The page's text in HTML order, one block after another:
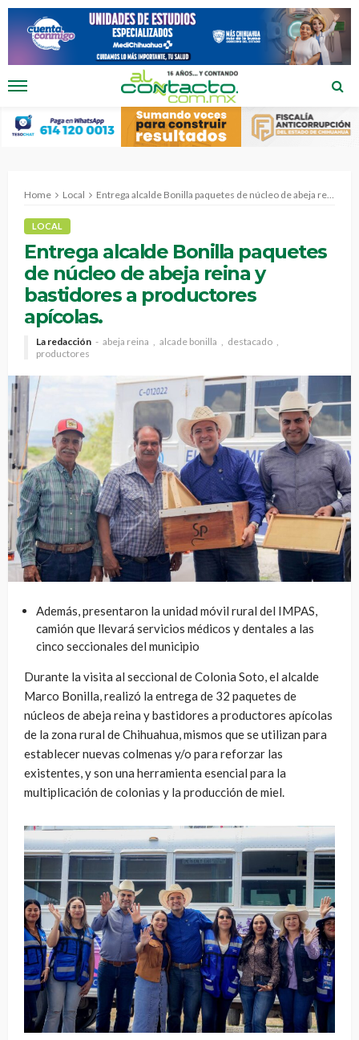
Home Local Entrega alcalde Bonilla paquetes de núcleo de abeja reina y bastidores a productores apícolas.
LOCAL
Entrega alcalde Bonilla paquetes
de núcleo de abeja reina y
bastidores a productores
apícolas.
La redacción abeja reina alcade bonilla
destacado
productores
Además, presentaron la unidad móvil rural del IMPAS,
camión que llevará servicios médicos y dentales a las
cinco seccionales del municipio
Durante la visita al seccional de Colonia Soto, el alcalde
Marco Bonilla, realizó la entrega de 32 paquetes de
núcleos de abeja reina y bastidores a productores apícolas
de la zona rural de Chihuahua, mismos que se utilizan para
establecer nuevas colmenas y/o para reforzar las
existentes, y son una herramienta esencial para la
multiplicación de colonias y la producción de miel.